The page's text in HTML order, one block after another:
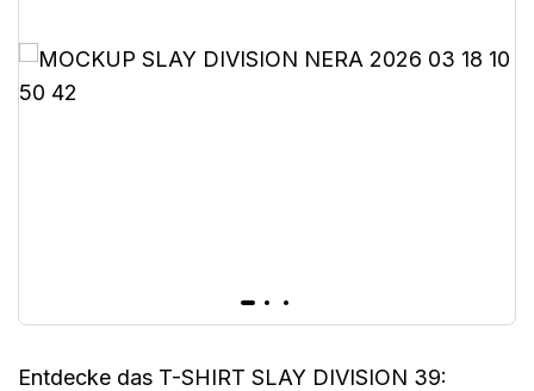
Entdecke das T-SHIRT SLAY DIVISION 39: